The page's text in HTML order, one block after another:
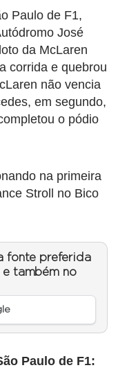
Paulo de F1,
José
da McLaren
corrida e quebrou
não vencia
em segundo,
o pódio
na primeira
Stroll no Bico
fonte preferida
também no
Paulo de F1: